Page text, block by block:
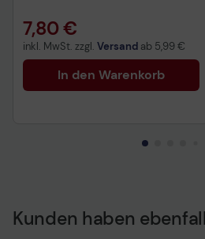
7,80 €
inkl. MwSt. zzgl. Versand ab 5,99 €
In den Warenkorb
Kunden haben